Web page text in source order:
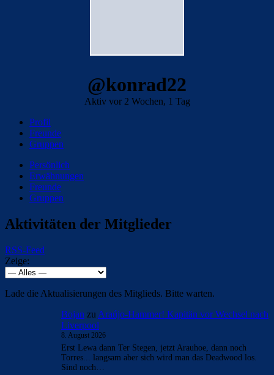
@konrad22
Aktiv vor 2 Wochen, 1 Tag
Profil
Freunde
Gruppen
Persönlich
Erwähnungen
Freunde
Gruppen
Aktivitäten der Mitglieder
RSS-Feed
Zeige:
Lade die Aktualisierungen des Mitglieds. Bitte warten.
Bojan zu Araújo-Hammer! Kapitän vor Wechsel nach
Liverpool
8. August 2026
Erst Lewa dann Ter Stegen, jetzt Arauhoe, dann noch
Torres... langsam aber sich wird man das Deadwood los.
Sind noch…